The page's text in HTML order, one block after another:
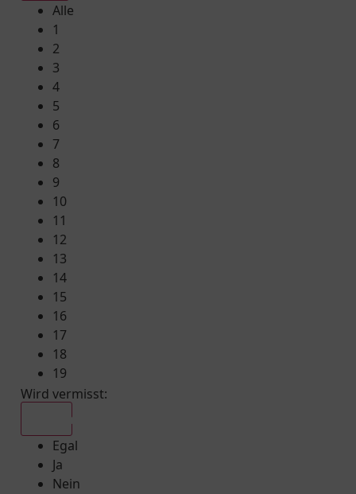
Alle
1
2
3
4
5
6
7
8
9
10
11
12
13
14
15
16
17
18
19
Wird vermisst:
Egal
Ja
Nein